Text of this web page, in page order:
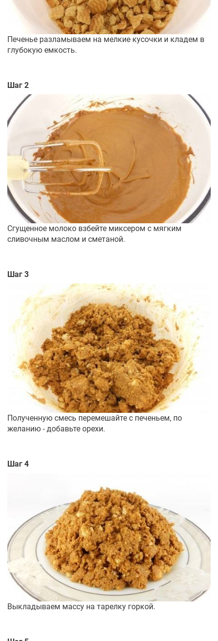
Печенье разламываем на мелкие кусочки и кладем в
глубокую емкость.
Шаг 2
Сгущенное молоко взбейте миксером с мягким
сливочным маслом и сметаной.
Шаг 3
Полученную смесь перемешайте с печеньем, по
желанию - добавьте орехи.
Шаг 4
Выкладываем массу на тарелку горкой.